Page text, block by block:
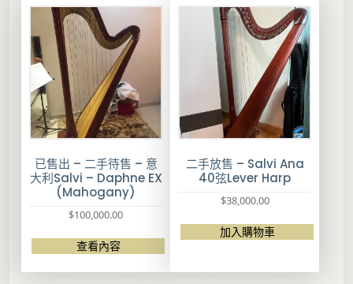
已售出 – 二手待售 – 意
大利Salvi – Daphne EX
(Mahogany)
$100,000.00
查看內容
二手放售 – Salvi Ana
40弦Lever Harp
$38,000.00
加入購物車